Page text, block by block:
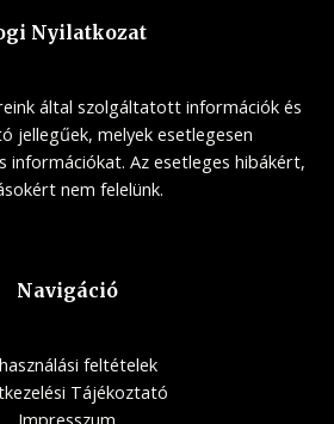
Nyilatkozat
által szolgáltatott információk és
jellegűek, melyek esetlegesen
információkat. Az esetleges hibákért,
nem felelünk.
Navigáció
feltételek
Tájékoztató